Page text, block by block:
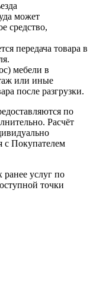
может
средство,
передача товара в
мебели в
или иные
после разгрузки.
по
Расчёт
с Покупателем
ранее услуг по
точки